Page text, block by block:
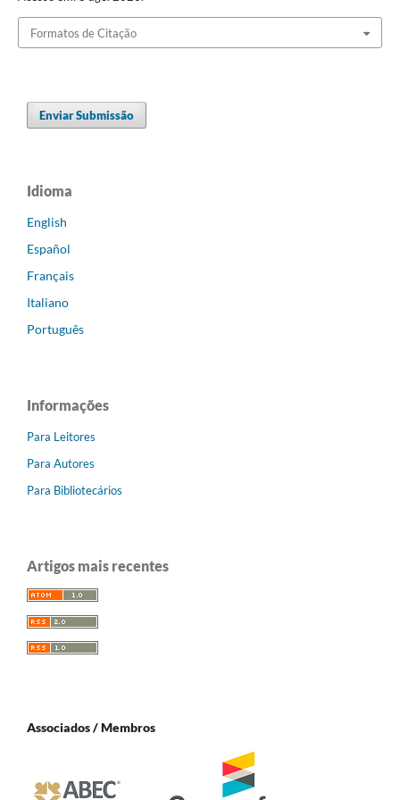
Formatos de Citação
Enviar Submissão
Idioma
English
Español
Français
Italiano
Português
Informações
Para Leitores
Para Autores
Para Bibliotecários
Artigos mais recentes
Associados / Membros